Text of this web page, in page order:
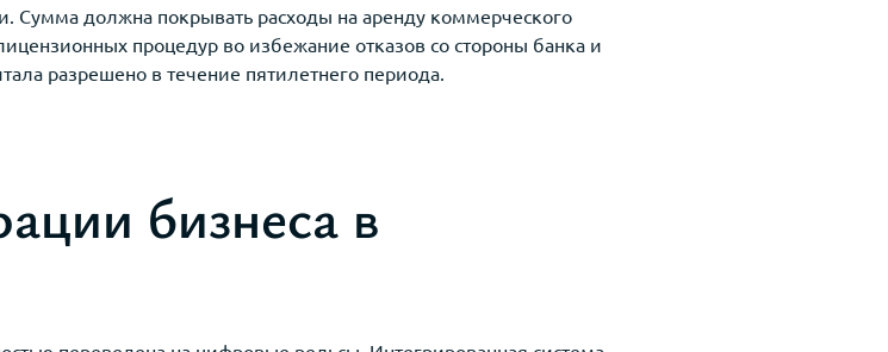
Сумма должна покрывать расходы на аренду коммерческого
процедур во избежание отказов со стороны банка и
разрешено в течение пятилетнего периода.
бизнеса в